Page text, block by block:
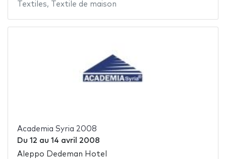
Textiles, Textile de maison
Academia Syria 2008
Du 12 au 14 avril 2008
Aleppo Dedeman Hotel